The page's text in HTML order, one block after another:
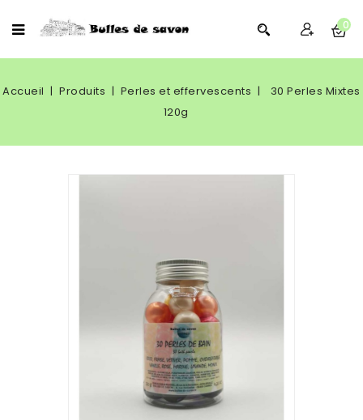
0
Accueil Produits Perles et effervescents
30 Perles Mixtes
120g